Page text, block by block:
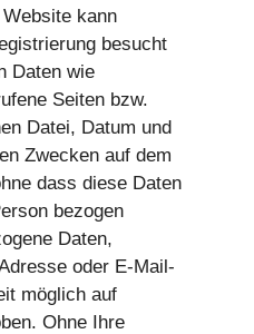
kann
besucht
Daten wie
Seiten bzw.
Datei, Datum und
Zwecken auf dem
dass diese Daten
bezogen
Daten,
oder E-Mail-
möglich auf
Ohne Ihre